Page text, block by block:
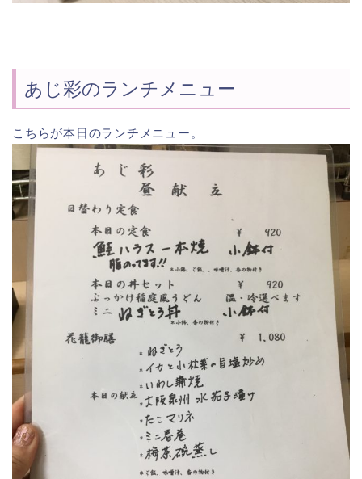
あじ彩のランチメニュー
こちらが本日のランチメニュー。